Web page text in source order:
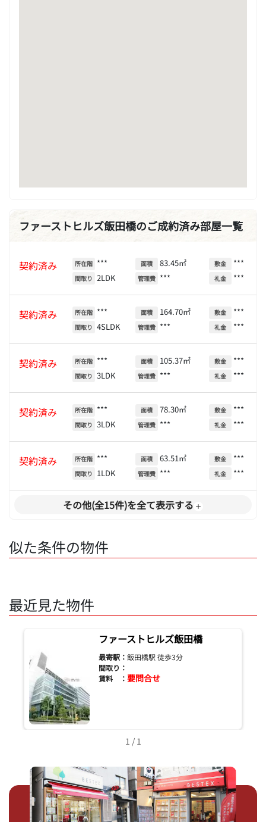
ファーストヒルズ飯田橋のご成約済み部屋一覧
契約済み 所在階 ***
間取り 2LDK
面積 83.45㎡
管理費 ***
敷金 ***
礼金 ***
契約済み 所在階 ***
間取り 4SLDK
面積 164.70㎡
管理費 ***
敷金 ***
礼金 ***
契約済み 所在階 ***
間取り 3LDK
面積 105.37㎡
管理費 ***
敷金 ***
礼金 ***
契約済み 所在階 ***
間取り 3LDK
面積 78.30㎡
管理費 ***
敷金 ***
礼金 ***
契約済み 所在階 ***
間取り 1LDK
面積 63.51㎡
管理費 ***
敷金 ***
礼金 ***
その他(全15件)を全て表示する
似た条件の物件
最近見た物件
ファーストヒルズ飯田橋
最寄駅： 飯田橋駅 徒歩3分
間取り：
賃料 ： 要問合せ
1 / 1